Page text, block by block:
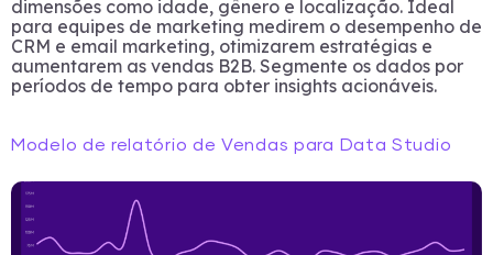
dimensões como idade, gênero e localização. Ideal
para equipes de marketing medirem o desempenho de
CRM e email marketing, otimizarem estratégias e
aumentarem as vendas B2B. Segmente os dados por
períodos de tempo para obter insights acionáveis.
Modelo de relatório de Vendas para Data Studio